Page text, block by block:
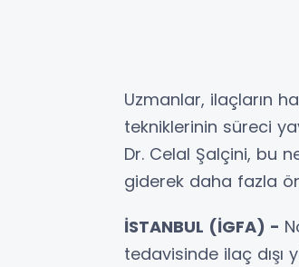
Uzmanlar, ilaçların
tekniklerinin süreci
Dr. Celal Şalçini, bu
giderek daha fazla
İSTANBUL (İGFA) -
tedavisinde ilaç dışı